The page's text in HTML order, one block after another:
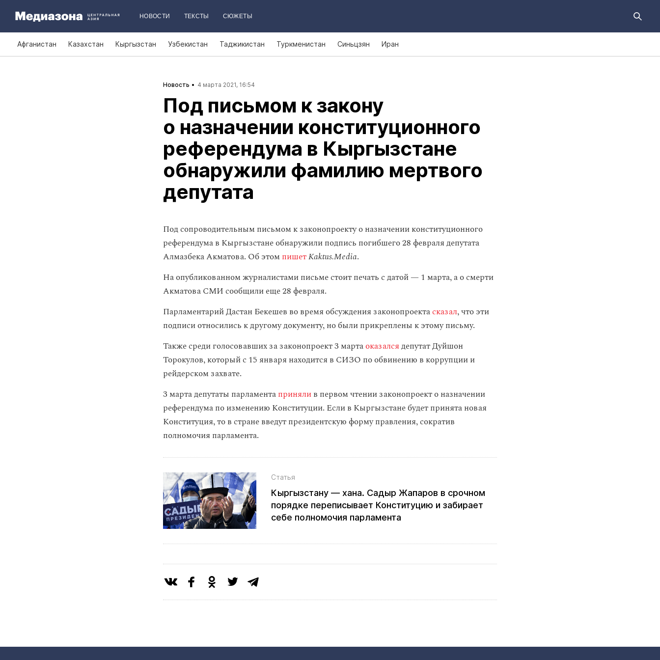
НОВОСТИ ТЕКСТЫ СЮЖЕТЫ
Афганистан Казахстан Кыргызстан Узбекистан Таджикистан Туркменистан Синьцзян Иран
Новость 4 марта 2021, 16:54
Под письмом к закону
о назначении конституционного
референдума в Кыргызстане
обнаружили фамилию мертвого
депутата
Под сопроводительным письмом к законопроекту о назначении конституционного
референдума в Кыргызстане обнаружили подпись погибшего 28 февраля депутата
Алмазбека Акматова. Об этом пишетKaktus.Media.
На опубликованном журналистами письме стоит печать с датой — 1 марта, а о смерти
Акматова СМИ сообщили еще 28 февраля.
Парламентарий Дастан Бекешев во время обсуждения законопроектасказал, что эти
подписи относились к другому документу, но были прикреплены к этому письму.
Также среди голосовавших за законопроект 3 мартаоказалсядепутат Дуйшон
Торокулов, который с 15 января находится в СИЗО по обвинению в коррупции и
рейдерском захвате.
3 марта депутаты парламентапринялив первом чтении законопроект о назначении
референдума по изменению Конституции. Если в Кыргызстане будет принята новая
Конституция, то в стране введут президентскую форму правления, сократив
полномочия парламента.
Статья
Кыргызстану — хана. Садыр Жапаров в срочном
порядке переписывает Конституцию и забирает
себе полномочия парламента